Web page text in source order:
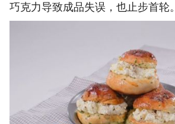
巧克力导致成品失误，也止步首轮。